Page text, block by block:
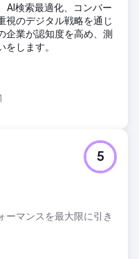
検索最適化、コンバー
視のデジタル戦略を通じ
企業が認知度を高め、測
します。
ーマンスを最大限に引き
5